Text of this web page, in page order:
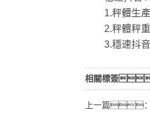
1.秤體生產
2.秤體秤重
3.穩速抖音
相關標簽
上一篇